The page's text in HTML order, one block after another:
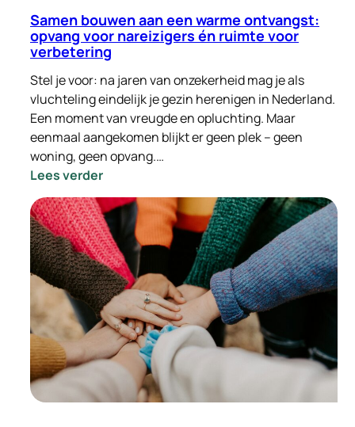
Samen bouwen aan een warme ontvangst:
opvang voor nareizigers én ruimte voor
verbetering
Stel je voor: na jaren van onzekerheid mag je als
vluchteling eindelijk je gezin herenigen in Nederland.
Een moment van vreugde en opluchting. Maar
eenmaal aangekomen blijkt er geen plek – geen
woning, geen opvang.…
Lees verder:
Samen
bouwen
aan
een
warme
ontvangst:
opvang
voor
nareizigers
én
ruimte
voor